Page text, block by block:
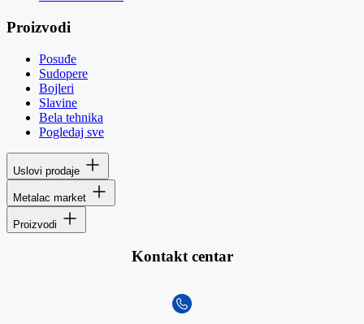
Proizvodi
Posuđe
Sudopere
Bojleri
Slavine
Bela tehnika
Pogledaj sve
Uslovi prodaje
Metalac market
Proizvodi
Kontakt centar